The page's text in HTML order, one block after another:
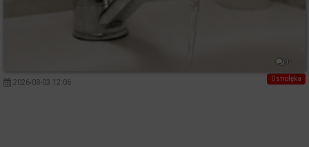
0
Ostrołęka
2026-08-03 12:06